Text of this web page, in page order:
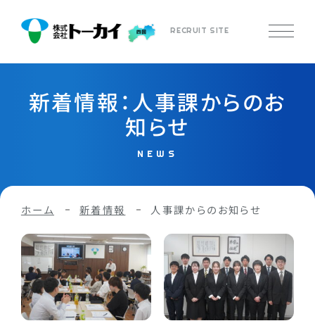
RECRUIT SITE
新着情報：人事課からのお
知らせ
NEWS
ホーム 新着情報 人事課からのお知らせ